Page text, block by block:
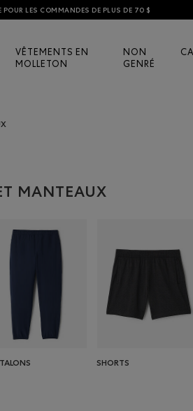
POUR LES COMMANDES DE PLUS DE 70 $
VÊTEMENTS EN
MOLLETON
NON
GENRÉ
MANTEAUX
SHORTS